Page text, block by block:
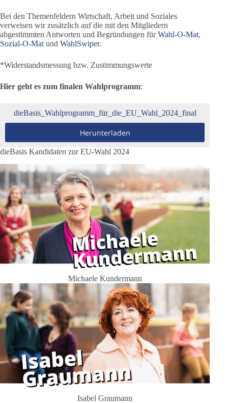
Bei den Themenfeldern Wirtschaft, Arbeit und Soziales
verweisen wir zusätzlich auf die mit den Mitgliedern
abgestimmten Antworten und Begründungen fürWahl-O-Mat,
Sozial-O-Mat und WahlSwiper.
*Widerstandsmessung bzw. Zustimmungswerte
Hier geht es zum finalen Wahlprogramm:
dieBasis_Wahlprogramm_für_die_EU_Wahl_2024_final
Herunterladen
dieBasis Kandidaten zur EU-Wahl 2024
Michaele Kundermann
Isabel Graumann